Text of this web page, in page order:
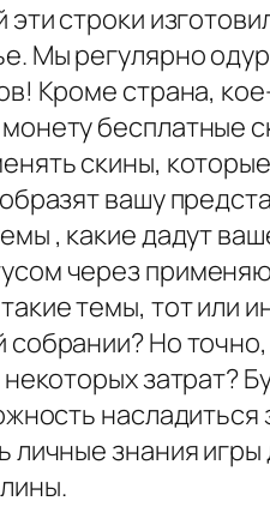
строки
Мы регулярно
Кроме страна,
бесплатные
скины,
вашу
, какие дадут
через
темы, тот или
Но
затрат?
личные знания